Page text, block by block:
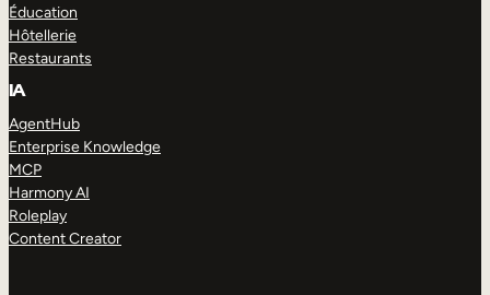
Éducation
Hôtellerie
Restaurants
IA
AgentHub
Enterprise Knowledge
MCP
Harmony AI
Roleplay
Content Creator